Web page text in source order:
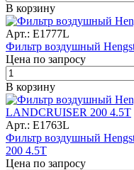
В корзину
Арт.: E1777L
Фильтр воздушный
Цена по запросу
В корзину
Арт.: E1763L
Фильтр воздушный
200 4.5T
Цена по запросу